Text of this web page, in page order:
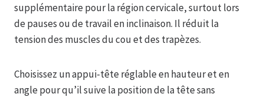
supplémentaire pour la région cervicale, surtout lors
de pauses ou de travail en inclinaison. Il réduit la
tension des muscles du cou et des trapèzes.
Choisissez un appui-tête réglable en hauteur et en
angle pour qu’il suive la position de la tête sans